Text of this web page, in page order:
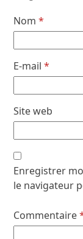
Nom*
E-mail*
Site web
Enregistrer
le navigateur
Commentaire